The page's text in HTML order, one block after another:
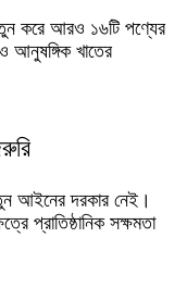
করে আরও ১৬টি পণ্যের
আনুষঙ্গিক খাতের
আইনের দরকার নেই।
প্রাতিষ্ঠানিক সক্ষমতা